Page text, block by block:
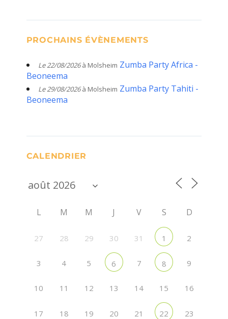
PROCHAINS ÉVÈNEMENTS
Le 22/08/2026à Molsheim Zumba Party Africa -
Beoneema
Le 29/08/2026à Molsheim Zumba Party Tahiti -
Beoneema
CALENDRIER
L M M J V S D
27 28 29 30 31 1 2
3 4 5 6 7 8 9
10 11 12 13 14 15 16
17 18 19 20 21 22 23